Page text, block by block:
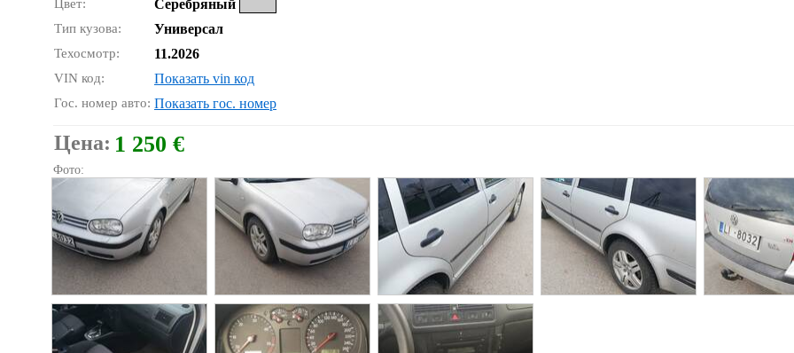
Цвет: Серебряный
Тип кузова: Универсал
Техосмотр: 11.2026
VIN код: Показать vin код
Гос. номер авто: Показать гос. номер
Цена: 1 250 €
Фото: